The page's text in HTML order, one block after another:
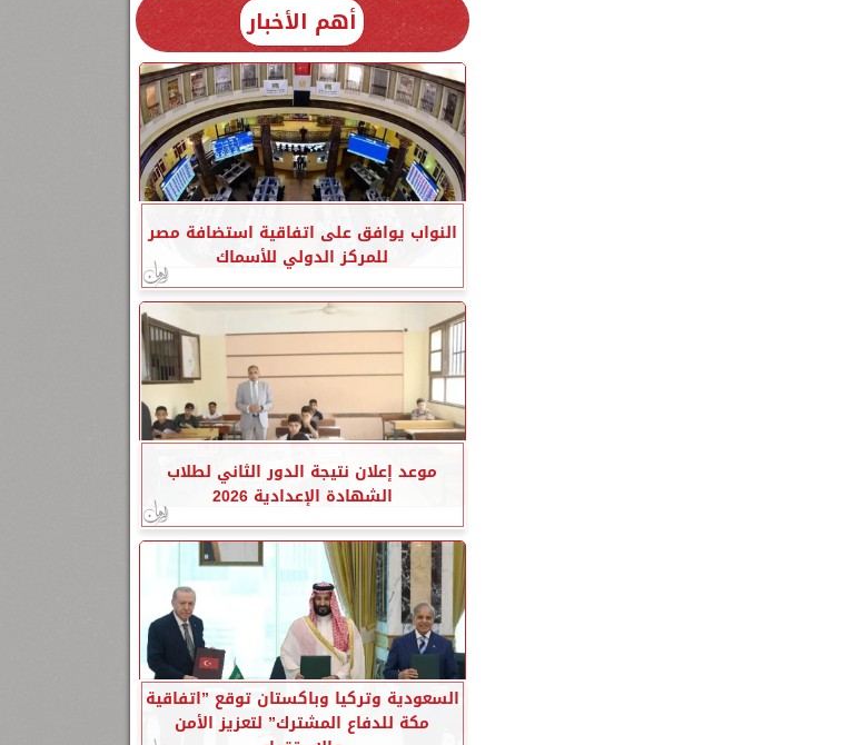
أهم الأخبار
النواب يوافق على اتفاقية استضافة مصر
للمركز الدولي للأسماك
موعد إعلان نتيجة الدور الثاني لطلاب
الشهادة الإعدادية 2026
السعودية وتركيا وباكستان توقع ”اتفاقية
مكة للدفاع المشترك” لتعزيز الأمن